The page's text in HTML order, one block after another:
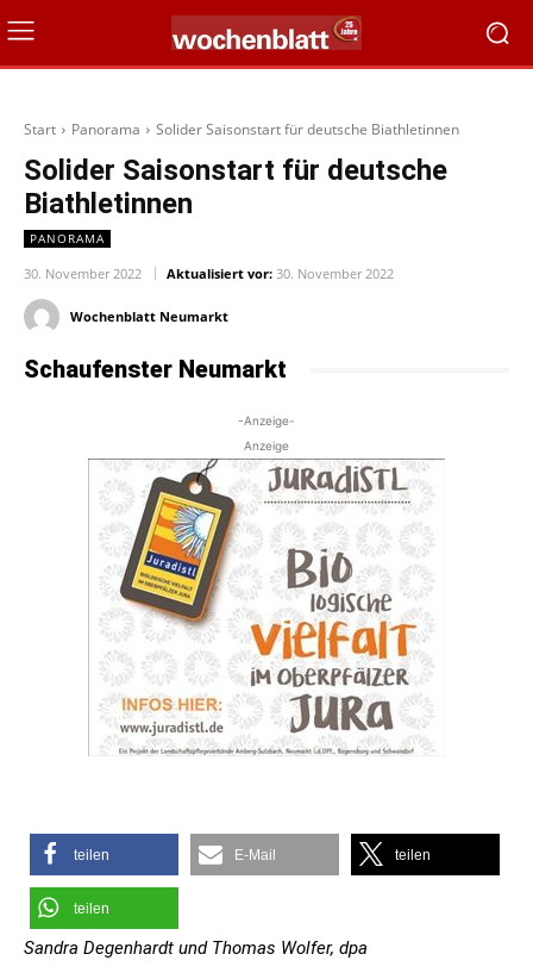
Start Panorama Solider Saisonstart für deutsche Biathletinnen
Solider Saisonstart für deutsche
Biathletinnen
PANORAMA
30. November 2022 Aktualisiert vor: 30. November 2022
Wochenblatt Neumarkt
Schaufenster Neumarkt
-Anzeige-
Anzeige
teilen E-Mail teilen
teilen
Sandra Degenhardt und Thomas Wolfer, dpa